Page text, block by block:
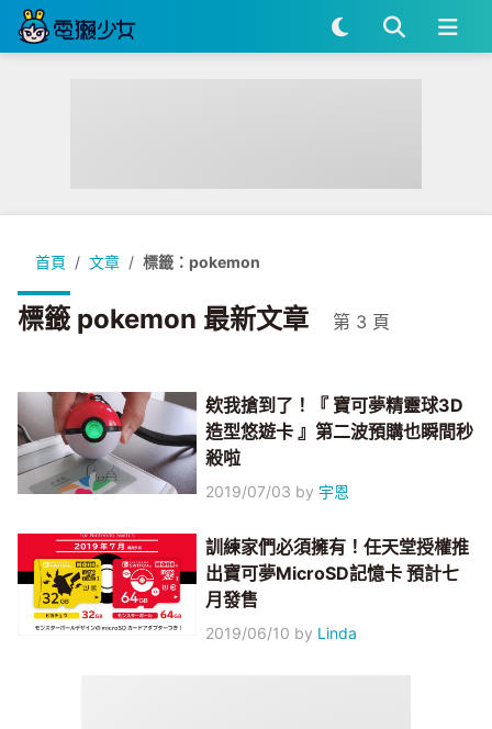
首頁 文章 標籤：pokemon
標籤 pokemon 最新文章 第 3 頁
欸我搶到了！『 寶可夢精靈球3D
造型悠遊卡 』第二波預購也瞬間秒
殺啦
2019/07/03 by 宇恩
訓練家們必須擁有！任天堂授權推
出寶可夢MicroSD記憶卡 預計七
月發售
2019/06/10 by Linda